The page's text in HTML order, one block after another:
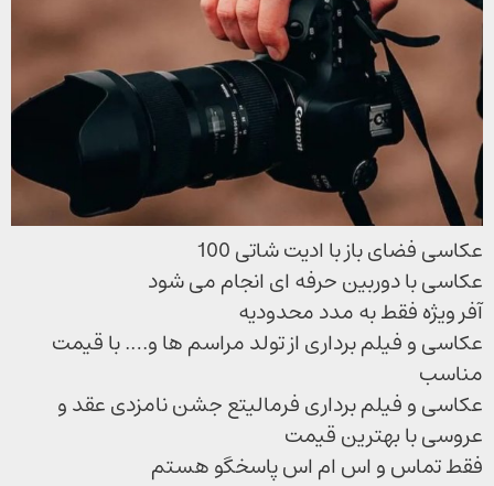
عکاسی فضای باز با ادیت شاتی 100
عکاسی با دوربین حرفه ای انجام می شود
آفر ویژه فقط به مدد محدودیه
عکاسی و فیلم برداری از تولد مراسم ها و…. با قیمت
مناسب
عکاسی و فیلم برداری فرمالیتع جشن نامزدی عقد و
عروسی با بهترین قیمت
فقط تماس و اس ام اس پاسخگو هستم